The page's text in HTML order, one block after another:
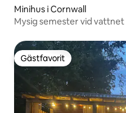
Minihus i Cornwall
Mysig semester vid vattnet
Gästfavorit
Gästfavorit